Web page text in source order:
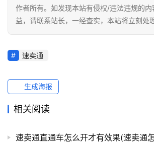
作者所有。如发现本站有侵权/违法违规的
益，请联系站长，一经查实，本站将立刻处理
速卖通
生成海报
相关阅读
速卖通直通车怎么开才有效果(速卖通